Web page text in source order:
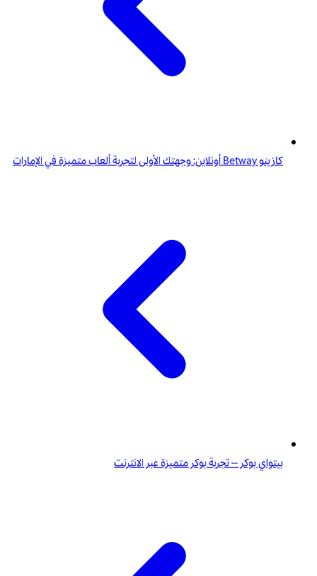
كازينو Betway أونلاين: وجهتك الأولى لتجربة ألعاب متميزة في الإمارات
بيتواي بوكر – تجربة بوكر متميزة عبر الانترنت